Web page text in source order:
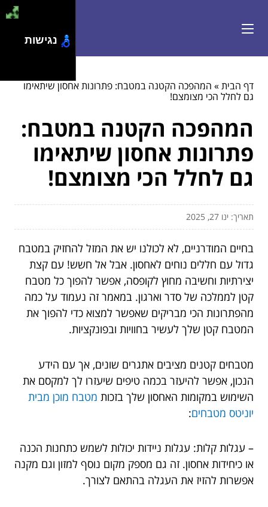
דף הבית» המהפכה הקטנה במטבח: פתרונות אחסון שיתאימו
גם לחלל הכי מצומצם!
המהפכה הקטנה במטבח:
פתרונות אחסון שיתאימו
גם לחלל הכי מצומצם!
תאריך: ינו 27, 2025
בחיים המודרניים, לא לכולנו יש את המזל להחזיק במטבח
גדול עם חללים נוחים לאחסון. אבל אל חשש! עם קצת
יצירתיות וחשיבה מחוץ לקופסה, אפשר להפוך כל מטבח
קטן לממלכה של סדר וארגון. במאמר זה נעמוד על כמה
מהפתרונות הכי מבריקים שאפשר למצוא כדי להפוך את
המטבח קטן שלך לעשיר בחוויות ובפונקציות.
מטבחים קטנים מציבים אתגרים שונים, אך עם הידע
הנכון, אפשר להיעזר בכמה טיפים שיעזרו לך למקסם את
השימוש במקומות האחסון שלך בזכות מטבח מוכן מבית
יוניטס מטבחים:
– עגלות קלות: עגלות ניידות יכולות לשמש כתחנות הכנה
או כיחידות אחסון. זה גם מספק מקום נוסף למזון וגם מקנה
אפשרות להזיז את העגלה בהתאם לצורך.
נגישות